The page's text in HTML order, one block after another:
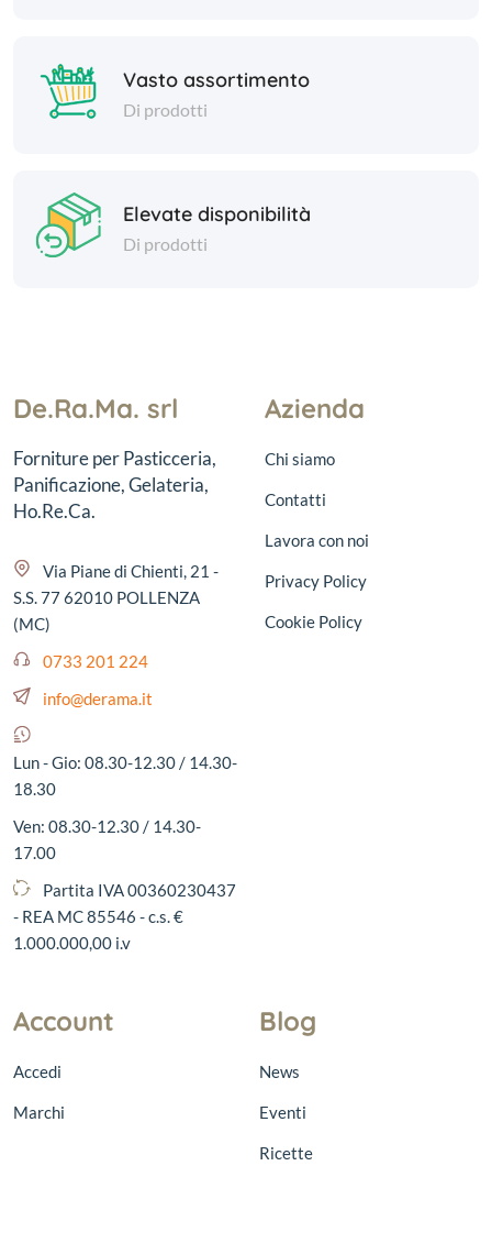
Vasto assortimento
Di prodotti
Elevate disponibilità
Di prodotti
De.Ra.Ma. srl
Forniture per Pasticceria,
Panificazione, Gelateria,
Ho.Re.Ca.
Via Piane di Chienti, 21 -
S.S. 77 62010 POLLENZA
(MC)
0733 201 224
info@derama.it
Lun - Gio: 08.30-12.30 / 14.30-
18.30
Ven: 08.30-12.30 / 14.30-
17.00
Partita IVA 00360230437
- REA MC 85546 - c.s. €
1.000.000,00 i.v
Azienda
Chi siamo
Contatti
Lavora con noi
Privacy Policy
Cookie Policy
Account
Accedi
Marchi
Blog
News
Eventi
Ricette